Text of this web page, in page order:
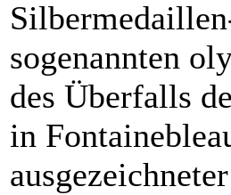
sogenannten
des Überfalls
in